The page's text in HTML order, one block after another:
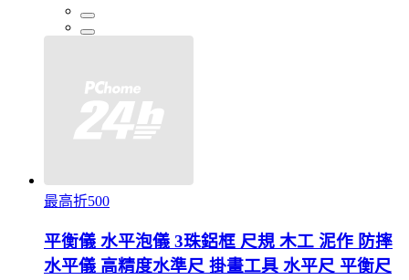
最高折500
平衡儀 水平泡儀 3珠鋁框 尺規 木工 泥作 防摔
水平儀 高精度水準尺 掛畫工具 水平尺 平衡尺